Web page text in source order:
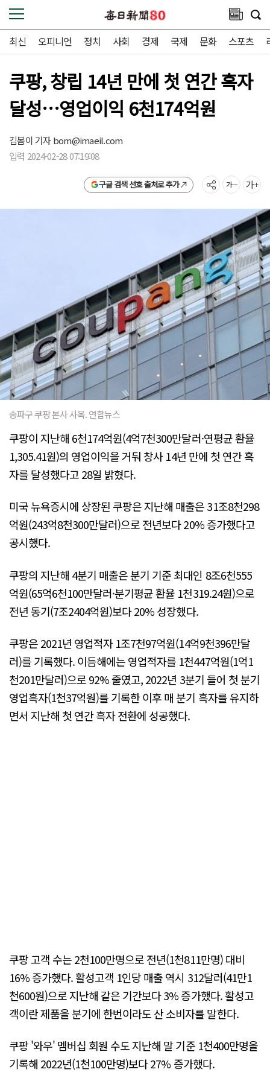
최신 오피니언 정치 사회 경제 국제 문화 스포츠
쿠팡, 창립 14년 만에 첫 연간 흑자
달성…영업이익 6천174억원
김봄이 기자bom@imaeil.com
입력 2024-02-28 07:19:08
구글 검색 선호 출처로 추가
송파구 쿠팡 본사 사옥. 연합뉴스
쿠팡이 지난해 6천174억원(4억7천300만달러·연평균 환율
1,305.41원)의 영업이익을 거둬 창사 14년 만에 첫 연간 흑
자를 달성했다고 28일 밝혔다.
미국 뉴욕증시에 상장된 쿠팡은 지난해 매출은 31조8천298
억원(243억8천300만달러)으로 전년보다 20% 증가했다고
공시했다.
쿠팡의 지난해 4분기 매출은 분기 기준 최대인 8조6천555
억원(65억6천100만달러·분기평균 환율 1천319.24원)으로
전년 동기(7조2404억원)보다 20% 성장했다.
쿠팡은 2021년 영업적자 1조7천97억원(14억9천396만달
러)를 기록했다. 이듬해에는 영업적자를 1천447억원(1억1
천201만달러)으로 92% 줄였고, 2022년 3분기 들어 첫 분기
영업흑자(1천37억원)를 기록한 이후 매 분기 흑자를 유지하
면서 지난해 첫 연간 흑자 전환에 성공했다.
쿠팡 고객 수는 2천100만명으로 전년(1천811만명) 대비
16% 증가했다. 활성고객 1인당 매출 역시 312달러(41만1
천600원)으로 지난해 같은 기간보다 3% 증가했다. 활성고
객이란 제품을 분기에 한번이라도 산 소비자를 말한다.
쿠팡 '와우' 멤버십 회원 수도 지난해 말 기준 1천400만명을
기록해 2022년(1천100만명)보다 27% 증가했다.